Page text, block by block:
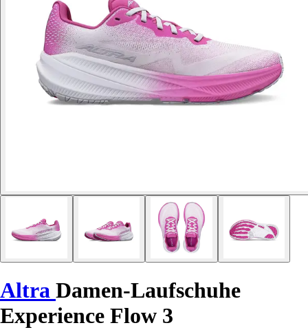
Altra Damen-Laufschuhe
Experience Flow 3